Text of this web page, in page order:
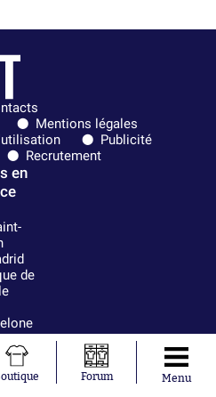
Mentions légales
Publicité
Recrutement
en
de
Forum Menu